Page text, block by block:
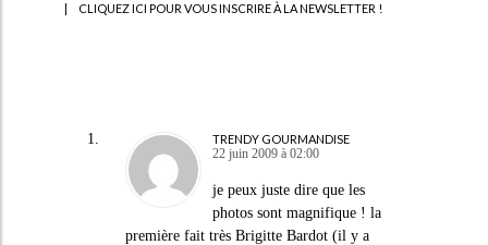
|
CLIQUEZ ICI POUR VOUS INSCRIRE À LA NEWSLETTER !
TRENDY GOURMANDISE
22 juin 2009 à 02:00
je peux juste dire que les
photos sont magnifique ! la
première fait très Brigitte Bardot (il y a